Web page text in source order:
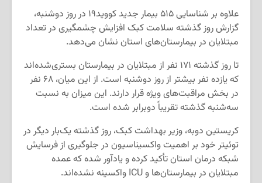
علاوه بر شناسایی ۵۱۵ بیمار جدید کووید۱۹ در روز دوشنبه،
گزارش روز گذشته سلامت کبک افزایش چشمگیری در تعداد
مبتلایان در بیمارستان‌های استان نشان می‌دهد.
تا روز گذشته ۱۷۱ نفر از مبتلایان در بیمارستان بستری‌شده‌اند
که یازده نفر بیشتر از روز دوشنبه است. از این میان، ۶۸ نفر
در بخش مراقبت‌های ویژه قرار دارند. این میزان به نسبت
سه‌شنبه گذشته تقریباً دوبرابر شده است.
کریستین دوبه، وزیر بهداشت کبک، روز گذشته یک‌بار دیگر در
توئیتر خود بر اهمیت واکسیناسیون در جلوگیری از فرسایش
شبکه درمان استان تأکید کرده و یادآور شده که عمده
مبتلایان در بیمارستان‌ها و ICU واکسینه نشده‌اند.